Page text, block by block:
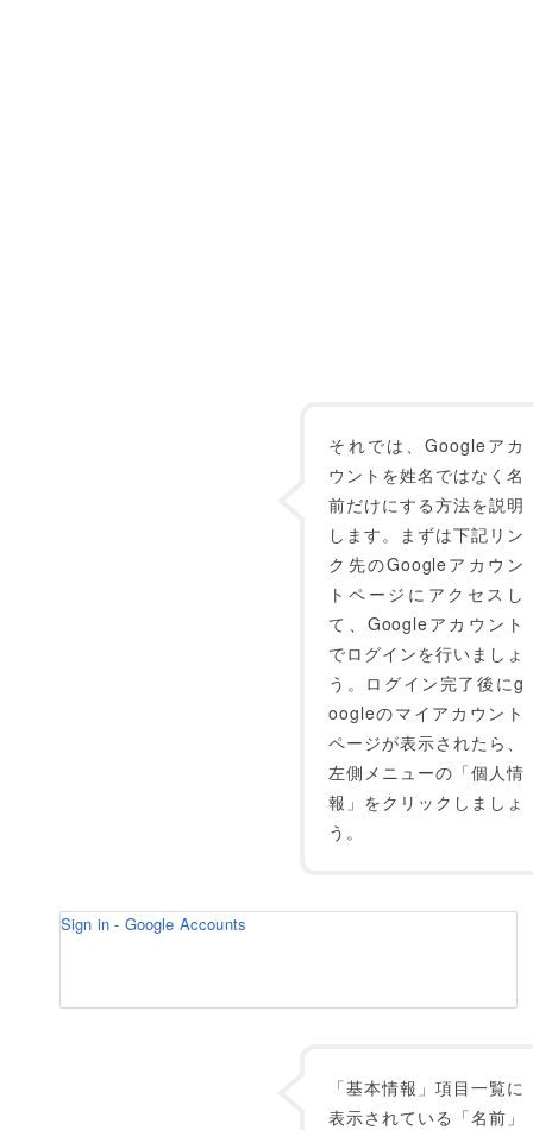
それでは、Googleアカ
ウントを姓名ではなく名
前だけにする方法を説明
します。まずは下記リン
ク先のGoogleアカウン
トページにアクセスし
て、Googleアカウント
でログインを行いましょ
う。ログイン完了後にg
oogleのマイアカウント
ページが表示されたら、
左側メニューの「個人情
報」をクリックしましょ
う。
Sign in - Google Accounts
「基本情報」項目一覧に
表示されている「名前」